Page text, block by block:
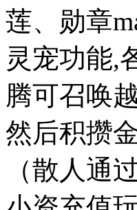
莲、勋章
灵宠功能,
腾可召唤
然后积攒
（散人通